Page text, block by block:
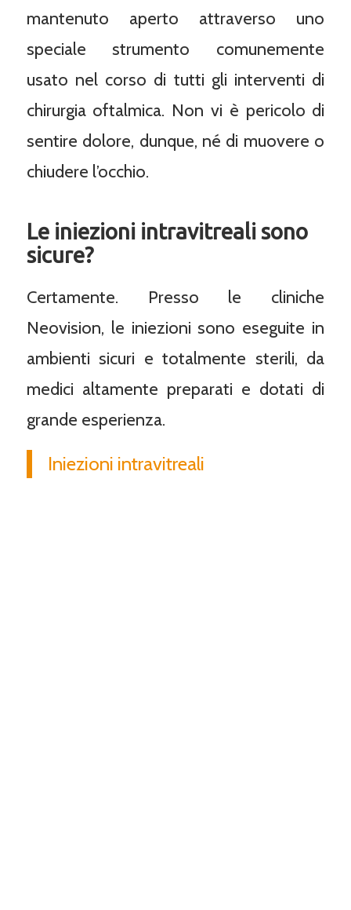
mantenuto aperto attraverso uno
speciale strumento comunemente
usato nel corso di tutti gli interventi di
chirurgia oftalmica. Non vi è pericolo di
sentire dolore, dunque, né di muovere o
chiudere l’occhio.
Le iniezioni intravitreali sono
sicure?
Certamente. Presso le cliniche
Neovision, le iniezioni sono eseguite in
ambienti sicuri e totalmente sterili, da
medici altamente preparati e dotati di
grande esperienza.
Iniezioni intravitreali